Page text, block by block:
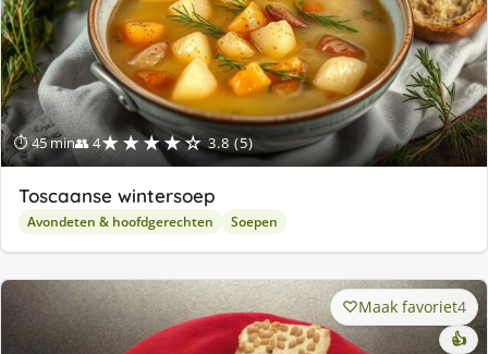
⏱ 45 min👥 4★★★★☆ 3.8 (5)
Toscaanse wintersoep
Avondeten & hoofdgerechten Soepen
Maak favoriet4
👍